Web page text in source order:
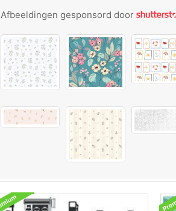
Afbeeldingen gesponsord door